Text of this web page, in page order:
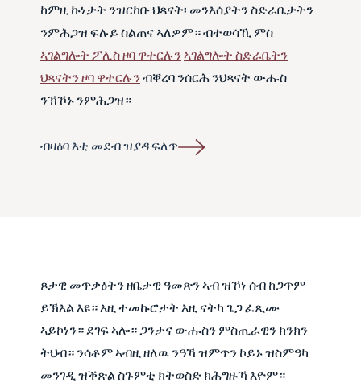
ከምዚ ኩነታት ንዝርከቡ ህጻናት፡ መንእሰያትን ስድራቤታትን
ንምሕጋዝ ፍሉይ ስልጠና ኣለዎም። ብተወሳኺ ምስ
ኣገልግሎት ፖሊስ ዞባ ዋተርሉንኣገልግሎት ስድራቤትን
ህጻናትን ዞባ ዋተርሉንብቐረባ ንሰርሕ ንህጻናት ውሑስ
ንኽኾኑ ንምሕጋዝ።
ብዛዕባ እቲ መደብ ዝያዳ ፍለጥ
ጾታዊ መጥቃዕትን ዘቤታዊ ዓመጽን ኣብ ዝኾነ ሰብ ከጋጥም
ይኽእል እዩ። እዚ ተመኩሮታት እዚ ናትካ ጌጋ ፈጺሙ
ኣይኮነን። ደገፍ ኣሎ። ጋንታና ውሑስን ምስጢራዊን ክንክን
ትህብ። ንሳቶም ኣብዚ ዘለዉ ንዓኻ ዝምጥን ኮይኑ ዝስምዓካ
መንገዲ ዝቕጽል ስጉምቲ ክትወስድ ክሕግዙኻ እዮም።